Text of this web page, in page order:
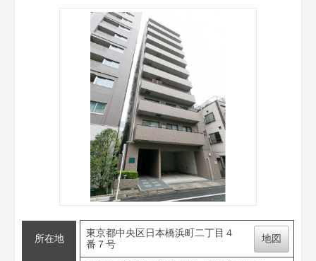
所在地
東京都中央区日本橋浜町二丁目４
番７号
地図